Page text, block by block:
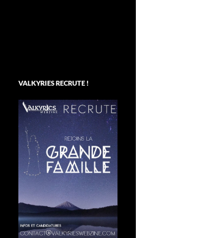
VALKYRIES RECRUTE !